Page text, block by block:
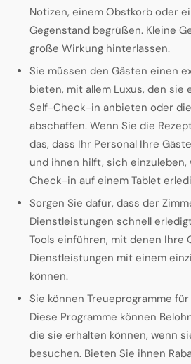
Notizen, einem Obstkorb oder
Gegenstand begrüßen. Kleine
große Wirkung hinterlassen.
Sie müssen den Gästen einen
bieten, mit allem Luxus, den sie
Self-Check-in anbieten oder
abschaffen. Wenn Sie die
das, dass Ihr Personal Ihre
und ihnen hilft, sich einzuleben,
Check-in auf einem Tablet
Sorgen Sie dafür, dass der
Dienstleistungen schnell
Tools einführen, mit denen Ihre
Dienstleistungen mit einem
können.
Sie können Treueprogramme
Diese Programme können
die sie erhalten können, wenn
besuchen. Bieten Sie ihnen